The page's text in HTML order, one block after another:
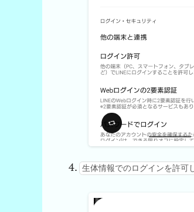
生体情報でのログインを許可